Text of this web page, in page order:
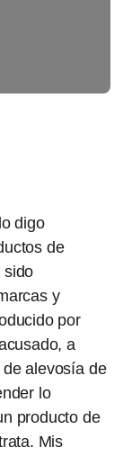
digo
de
sido
y
por
a
alevosía de
lo
producto de
Mis